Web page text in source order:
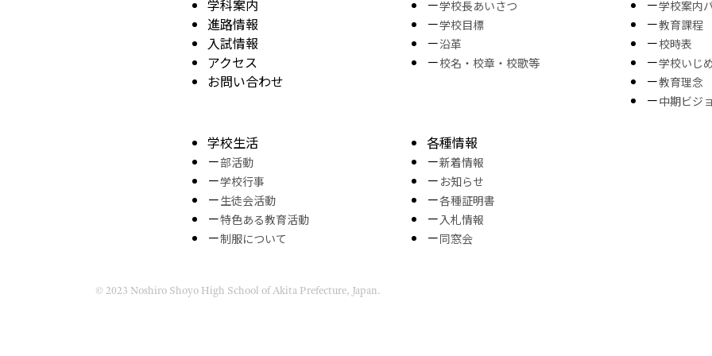
学科案内
進路情報
入試情報
アクセス
お問い合わせ
学校長あいさつ
学校目標
沿革
校名・校章・校歌等
学校案内
教育課程
校時表
学校いじ
教育理念
中期ビジ
学校生活
部活動
学校行事
生徒会活動
特色ある教育活動
制服について
各種情報
新着情報
お知らせ
各種証明書
入札情報
同窓会
© 2023 Noshiro Shoyo High School of Akita Prefecture, Japan.